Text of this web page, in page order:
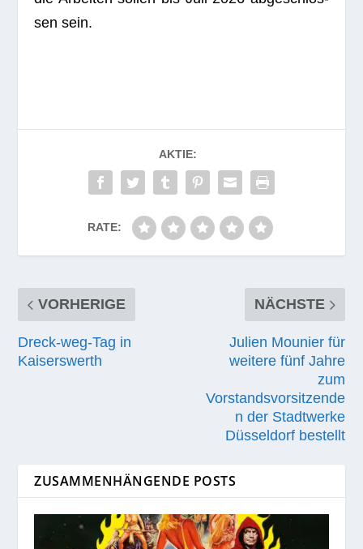
sen sein.
AKTIE:
RATE:
VORHERIGE
Dreck-weg-Tag in
Kaiserswerth
NÄCHSTE
Julien Mounier für
weitere fünf Jahre
zum
Vorstandsvorsitzende
n der Stadtwerke
Düsseldorf bestellt
ZUSAMMENHÄNGENDE POSTS